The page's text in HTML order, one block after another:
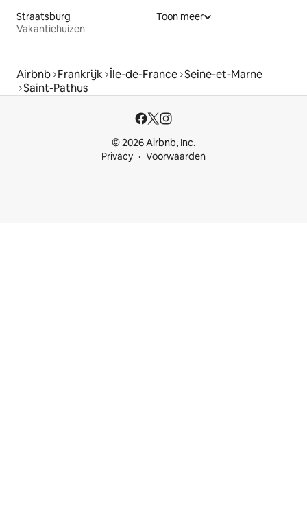
Straatsburg
Vakantiehuizen
Toon meer
Airbnb Frankrijk Île-de-France Seine-et-Marne
Saint-Pathus
© 2026 Airbnb, Inc.
Privacy
Voorwaarden